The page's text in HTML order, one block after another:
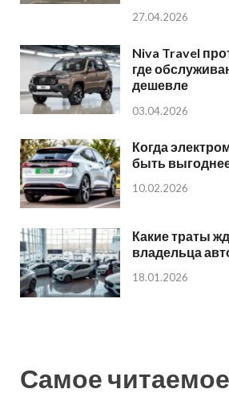
27.04.2026
Niva Travel
где
дешевле
03.04.2026
Когда
быть
10.02.2026
Какие траты
владельца
18.01.2026
Самое читаемое